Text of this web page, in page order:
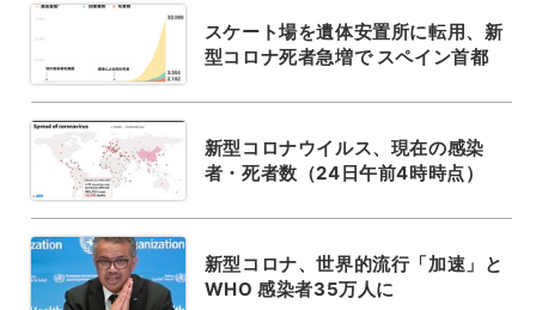
スケート場を遺体安置所に転用、新
型コロナ死者急増で スペイン首都
新型コロナウイルス、現在の感染
者・死者数（24日午前4時時点）
新型コロナ、世界的流行「加速」と
WHO 感染者35万人に